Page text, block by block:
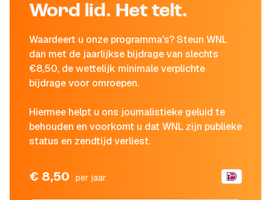
Word lid. Het telt.
Waardeert u onze programma's? Steun WNL
dan met de jaarlijkse bijdrage van slechts
€8,50, de wettelijk minimale verplichte
bijdrage voor omroepen.
Hiermee helpt u ons journalistieke geluid te
behouden en voorkomt u dat WNL zijn publieke
status en zendtijd verliest.
€ 8,50 per jaar